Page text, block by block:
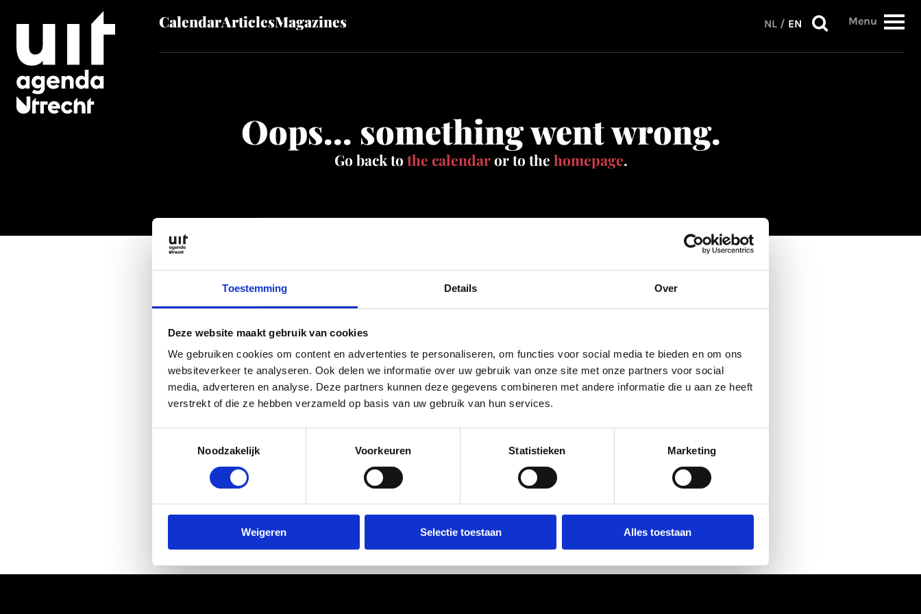
Toestemming Details Over
Deze website maakt gebruik van cookies
We gebruiken cookies om content en advertenties te personaliseren, om functies voor social media te bieden en om ons
websiteverkeer te analyseren. Ook delen we informatie over uw gebruik van onze site met onze partners voor social
media, adverteren en analyse. Deze partners kunnen deze gegevens combineren met andere informatie die u aan ze heeft
verstrekt of die ze hebben verzameld op basis van uw gebruik van hun services.
Noodzakelijk
Voorkeuren Statistieken Marketing
Weigeren Selectie toestaan Alles toestaan
Skip to main content CalendarArticlesMagazines NL / EN Menu
Oops... something went wrong.
Go back to the calendaror to the homepage.
Darn, that's a big ol' 404 error!
No worries, those things happen.
Perhaps try to refresh the page, sometimes the database has a hickup. Or
you can always try the search function? Orcheck the calendar, it has
something fun for everyone.
Or you can always go back to the